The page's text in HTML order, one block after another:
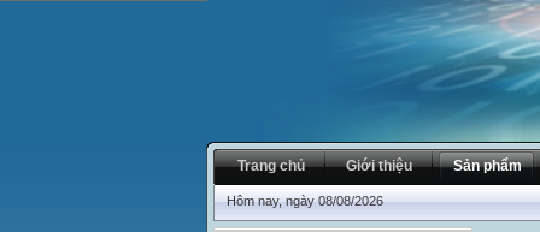
Trang chủ Giới thiệu Sản phẩm
Hôm nay, ngày 08/08/2026